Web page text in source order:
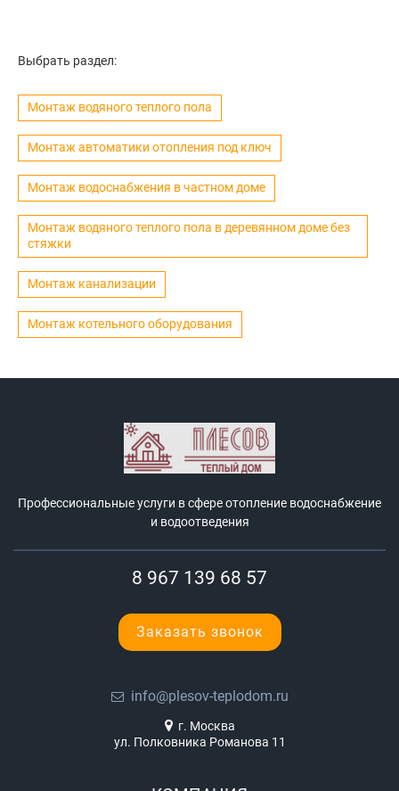
Выбрать раздел:
Монтаж водяного теплого пола
Монтаж автоматики отопления под ключ
Монтаж водоснабжения в частном доме
Монтаж водяного теплого пола в деревянном доме без
стяжки
Монтаж канализации
Монтаж котельного оборудования
Профессиональные услуги в сфере отопление водоснабжение
и водоотведения
8 967 139 68 57
Заказать звонок
info@plesov-teplodom.ru
г. Москва
ул. Полковника Романова 11